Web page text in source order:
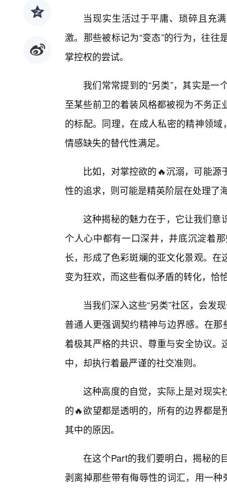
当现实生活过于平庸、琐碎且充
激。那些被标记为“变态”的行为，往
掌控权的尝试。
我们常常提到的“另类”，其实是
至某些前卫的着装风格都被视为不务
的标配。同理，在成人私密的精神领
情感缺失的替代性满足。
比如，对掌控欲的🔥沉溺，可能
性的追求，则可能是精英阶层在处理了
这种揭秘的魅力在于，它让我们意
个人心中都有一口深井，井底沉淀着
长，形成了色彩斑斓的亚文化景观。
变为狂欢，而这些看似矛盾的转化，恰
当我们深入这些“另类”社区，会发
普通人更强调契约精神与边界感。在
着极其严格的共识、尊重与安全协议
中，却执行着最严谨的社交准则。
这种高度的自觉，实际上是对现实
的🔥欲望都是透明的，所有的边界都
其中的原因。
在这个Part的我们要明白，揭秘的
剥离掉那些带有侮辱性的词汇，用一